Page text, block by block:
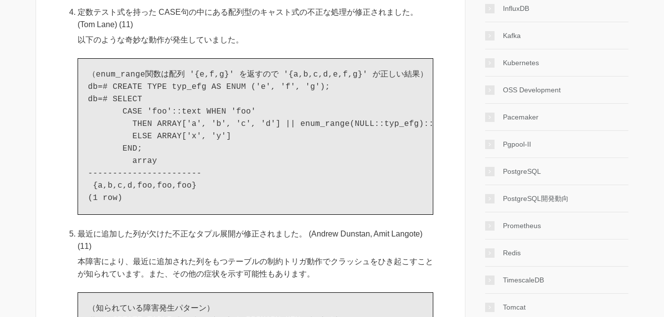
定数テスト式を持った CASE句の中にある配列型のキャスト式の不正な処理が修正されました。
(Tom Lane) (11)
以下のような奇妙な動作が発生していました。
（enum_range関数は配列 '{e,f,g}' を返すので '{a,b,c,d,e,f,g}' が正しい結果）
db=# CREATE TYPE typ_efg AS ENUM ('e', 'f', 'g');
db=# SELECT
       CASE 'foo'::text WHEN 'foo'
         THEN ARRAY['a', 'b', 'c', 'd'] || enum_range(NULL::typ_efg)::text[]
         ELSE ARRAY['x', 'y']
       END;
         array
-----------------------
{a,b,c,d,foo,foo,foo}
最近に追加した列が欠けた不正なタプル展開が修正されました。 (Andrew Dunstan, Amit Langote)
(11)
本障害により、最近に追加された列をもつテーブルの制約トリガ動作でクラッシュをひき起こすこと
が知られています。また、その他の症状を示す可能性もあります。
（知られている障害発生パターン）
InfluxDB
Kafka
Kubernetes
OSS Development
Pacemaker
Pgpool-II
PostgreSQL
PostgreSQL開発動向
Prometheus
Redis
TimescaleDB
Tomcat